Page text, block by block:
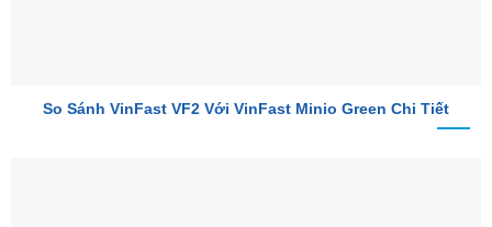
So Sánh VinFast VF2 Với VinFast Minio Green Chi Tiết